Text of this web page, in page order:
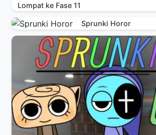
Lompat ke Fase 11
Sprunki Horor